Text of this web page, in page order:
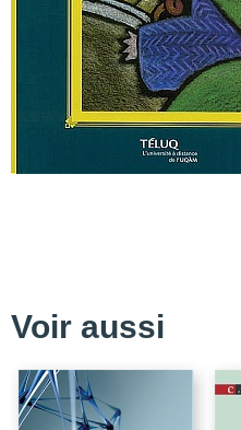
Voir aussi